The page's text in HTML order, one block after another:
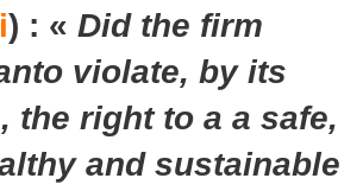
) : « Did the firm
violate, by its
the right to a a safe,
and sustainable